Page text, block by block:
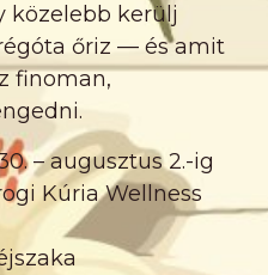
közelebb kerülj
őriz — és amit
finoman,
– augusztus 2.-ig
Kúria Wellness